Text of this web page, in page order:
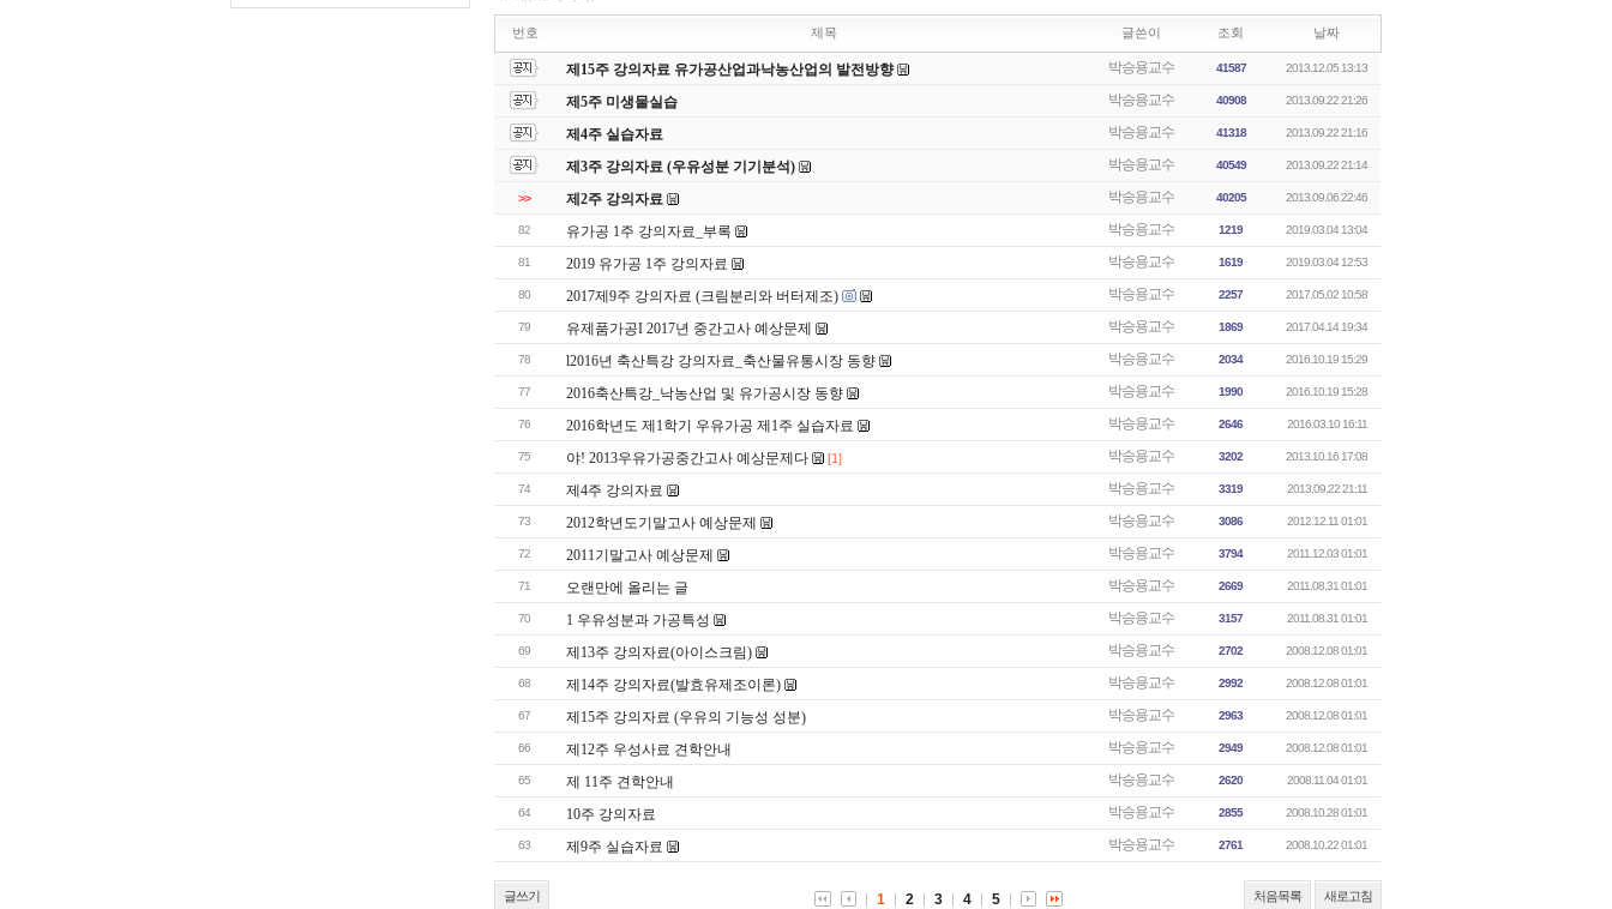
번호 제목 글쓴이 조회 날짜
제15주 강의자료 유가공산업과낙농산업의 발전방향 박승용교수 41587 2013.12.05 13:13
제5주 미생물실습 박승용교수 40908 2013.09.22 21:26
제4주 실습자료 박승용교수 41318 2013.09.22 21:16
제3주 강의자료 (우유성분 기기분석) 박승용교수 40549 2013.09.22 21:14
>> 제2주 강의자료 박승용교수 40205 2013.09.06 22:46
82 유가공 1주 강의자료_부록 박승용교수 1219 2019.03.04 13:04
81 2019 유가공 1주 강의자료 박승용교수 1619 2019.03.04 12:53
80 2017제9주 강의자료 (크림분리와 버터제조) 박승용교수 2257 2017.05.02 10:58
79 유제품가공I 2017년 중간고사 예상문제 박승용교수 1869 2017.04.14 19:34
78 l2016년 축산특강 강의자료_축산물유통시장 동향 박승용교수 2034 2016.10.19 15:29
77 2016축산특강_낙농산업 및 유가공시장 동향 박승용교수 1990 2016.10.19 15:28
76 2016학년도 제1학기 우유가공 제1주 실습자료 박승용교수 2646 2016.03.10 16:11
75 야! 2013우유가공중간고사 예상문제다 [1] 박승용교수 3202 2013.10.16 17:08
74 제4주 강의자료 박승용교수 3319 2013.09.22 21:11
73 2012학년도기말고사 예상문제 박승용교수 3086 2012.12.11 01:01
72 2011기말고사 예상문제 박승용교수 3794 2011.12.03 01:01
71 오랜만에 올리는 글 박승용교수 2669 2011.08.31 01:01
70 1 우유성분과 가공특성 박승용교수 3157 2011.08.31 01:01
69 제13주 강의자료(아이스크림) 박승용교수 2702 2008.12.08 01:01
68 제14주 강의자료(발효유제조이론) 박승용교수 2992 2008.12.08 01:01
67 제15주 강의자료 (우유의 기능성 성분) 박승용교수 2963 2008.12.08 01:01
66 제12주 우성사료 견학안내 박승용교수 2949 2008.12.08 01:01
65 제 11주 견학안내 박승용교수 2620 2008.11.04 01:01
64 10주 강의자료 박승용교수 2855 2008.10.28 01:01
63 제9주 실습자료 박승용교수 2761 2008.10.22 01:01
글쓰기 처음목록 새로고침
1 2 3 4 5